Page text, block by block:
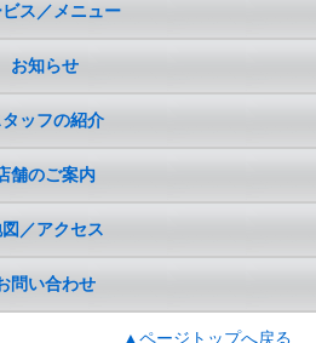
ス／メニュー
お知らせ
タッフの紹介
舗のご案内
／アクセス
問い合わせ
▲ページトップへ戻る